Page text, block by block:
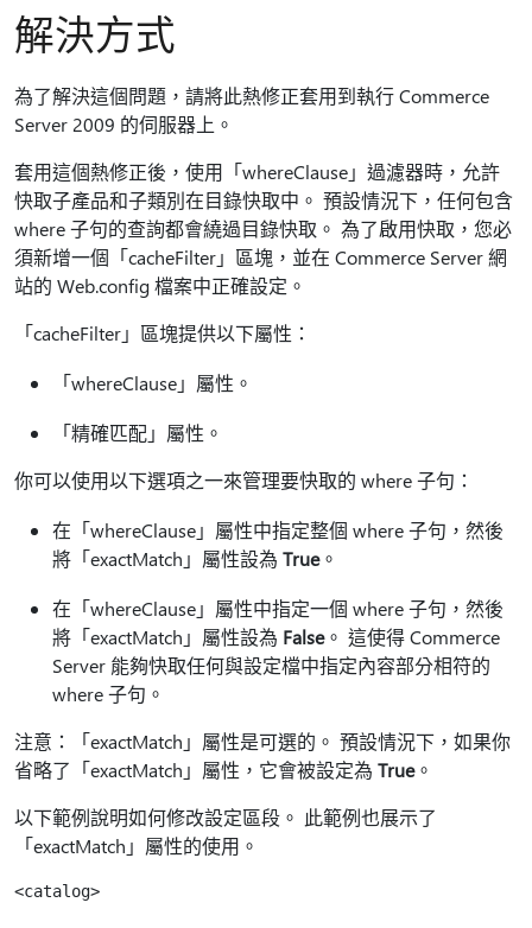
解決方式
為了解決這個問題，請將此熱修正套用到執行 Commerce
Server 2009 的伺服器上。
套用這個熱修正後，使用「whereClause」過濾器時，允許
快取子產品和子類別在目錄快取中。 預設情況下，任何包含
where 子句的查詢都會繞過目錄快取。 為了啟用快取，您必
須新增一個「cacheFilter」區塊，並在 Commerce Server 網
站的 Web.config 檔案中正確設定。
「cacheFilter」區塊提供以下屬性：
「whereClause」屬性。
「精確匹配」屬性。
你可以使用以下選項之一來管理要快取的 where 子句：
在「whereClause」屬性中指定整個 where 子句，然後
將「exactMatch」屬性設為 True。
在「whereClause」屬性中指定一個 where 子句，然後
將「exactMatch」屬性設為 False。 這使得 Commerce
Server 能夠快取任何與設定檔中指定內容部分相符的
where 子句。
注意：「exactMatch」屬性是可選的。 預設情況下，如果你
省略了「exactMatch」屬性，它會被設定為 True。
以下範例說明如何修改設定區段。 此範例也展示了
「exactMatch」屬性的使用。
<catalog>